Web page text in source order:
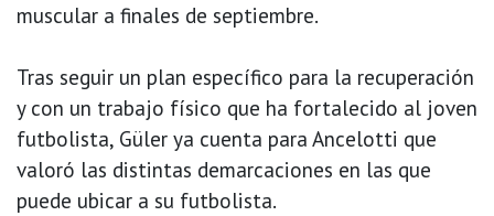
muscular a finales de septiembre.
Tras seguir un plan específico para la recuperación
y con un trabajo físico que ha fortalecido al joven
futbolista, Güler ya cuenta para Ancelotti que
valoró las distintas demarcaciones en las que
puede ubicar a su futbolista.